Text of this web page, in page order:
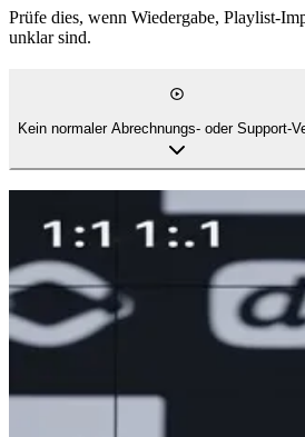
Prüfe dies, wenn Wiedergabe, Playlist-
unklar sind.
Kein normaler Abrechnungs- oder Support-